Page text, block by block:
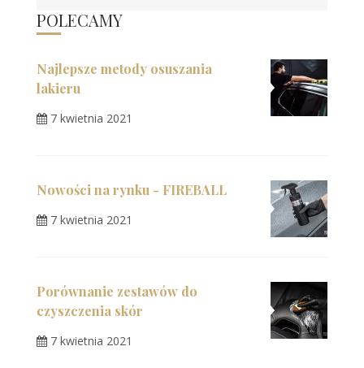
POLECAMY
Najlepsze metody osuszania
lakieru
7 kwietnia 2021
Nowości na rynku - FIREBALL
7 kwietnia 2021
Porównanie zestawów do
czyszczenia skór
7 kwietnia 2021